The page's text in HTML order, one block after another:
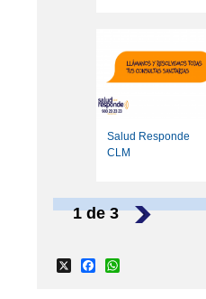
Salud Responde
CLM
1 de 3 ›
Facebook